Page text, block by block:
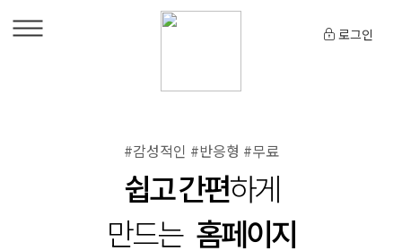
로그인
#감성적인 #반응형 #무료
쉽고 간편하게
만드는 홈페이지